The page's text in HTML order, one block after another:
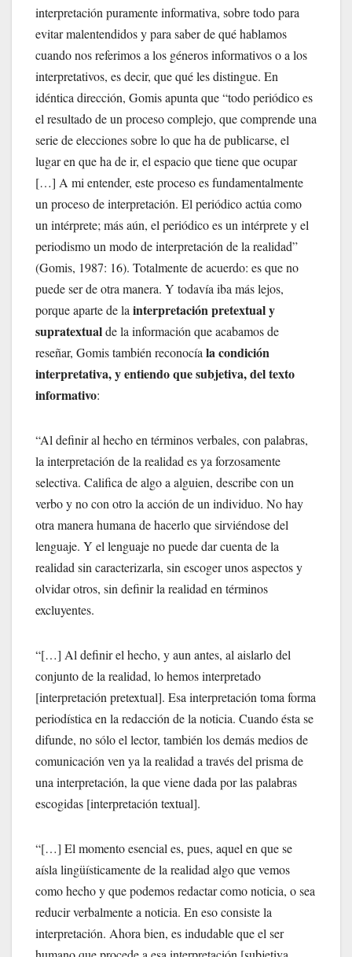
interpretación puramente informativa, sobre todo para
evitar malentendidos y para saber de qué hablamos
cuando nos referimos a los géneros informativos o a los
interpretativos, es decir, que qué les distingue. En
idéntica dirección, Gomis apunta que “todo periódico es
el resultado de un proceso complejo, que comprende una
serie de elecciones sobre lo que ha de publicarse, el
lugar en que ha de ir, el espacio que tiene que ocupar
[…] A mi entender, este proceso es fundamentalmente
un proceso de interpretación. El periódico actúa como
un intérprete; más aún, el periódico es un intérprete y el
periodismo un modo de interpretación de la realidad”
(Gomis, 1987: 16). Totalmente de acuerdo: es que no
puede ser de otra manera. Y todavía iba más lejos,
porque aparte de la interpretación pretextual y
supratextualde la información que acabamos de
reseñar, Gomis también reconocía la condición
interpretativa, y entiendo que subjetiva, del texto
informativo:
“Al definir al hecho en términos verbales, con palabras,
la interpretación de la realidad es ya forzosamente
selectiva. Califica de algo a alguien, describe con un
verbo y no con otro la acción de un individuo. No hay
otra manera humana de hacerlo que sirviéndose del
lenguaje. Y el lenguaje no puede dar cuenta de la
realidad sin caracterizarla, sin escoger unos aspectos y
olvidar otros, sin definir la realidad en términos
excluyentes.
“[…] Al definir el hecho, y aun antes, al aislarlo del
conjunto de la realidad, lo hemos interpretado
[interpretación pretextual]. Esa interpretación toma forma
periodística en la redacción de la noticia. Cuando ésta se
difunde, no sólo el lector, también los demás medios de
comunicación ven ya la realidad a través del prisma de
una interpretación, la que viene dada por las palabras
escogidas [interpretación textual].
“[…] El momento esencial es, pues, aquel en que se
aísla lingüísticamente de la realidad algo que vemos
como hecho y que podemos redactar como noticia, o sea
reducir verbalmente a noticia. En eso consiste la
interpretación. Ahora bien, es indudable que el ser